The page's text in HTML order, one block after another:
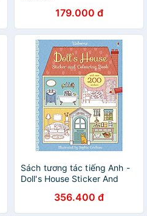
179.000 đ
Sách tương tác tiếng Anh -
Doll's House Sticker And
356.400 đ